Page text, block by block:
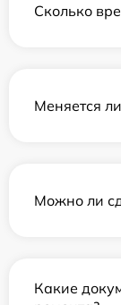
Сколько
Меняется
Можно ли
Какие